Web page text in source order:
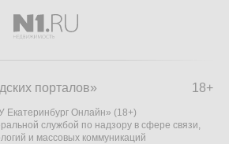
18+
порталов»
Екатеринбург Онлайн» (18+)
службой по надзору в сфере связи,
и массовых коммуникаций